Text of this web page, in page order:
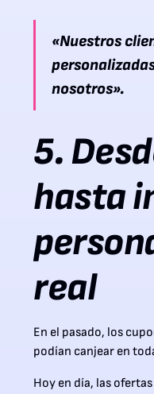
«Nuestros
nosotros».
5.
hasta
real
En el pasado, los
podían canjear en
Hoy en día, las